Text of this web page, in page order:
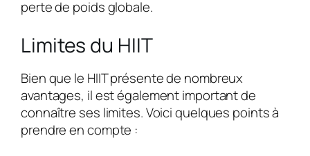
perte de poids globale.
Limites du HIIT
Bien que le HIIT présente de nombreux
avantages, il est également important de
connaître ses limites. Voici quelques points à
prendre en compte :